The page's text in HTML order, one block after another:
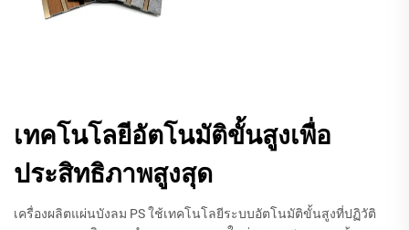
เทคโนโลยีอัตโนมัติขั้นสูงเพื่อ
ประสิทธิภาพสูงสุด
เครื่องผลิตแผ่นบังลม PS ใช้เทคโนโลยีระบบอัตโนมัติขั้นสูงที่ปฏิวัติ